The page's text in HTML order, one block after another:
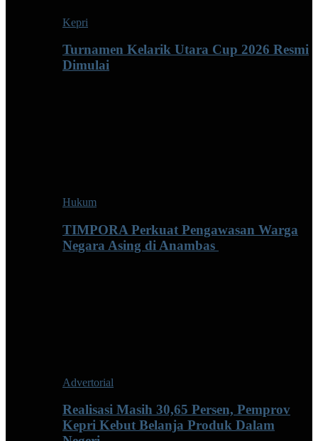
Kepri
Turnamen Kelarik Utara Cup 2026 Resmi
Dimulai
Hukum
TIMPORA Perkuat Pengawasan Warga
Negara Asing di Anambas ‎
Advertorial
Realisasi Masih 30,65 Persen, Pemprov
Kepri Kebut Belanja Produk Dalam